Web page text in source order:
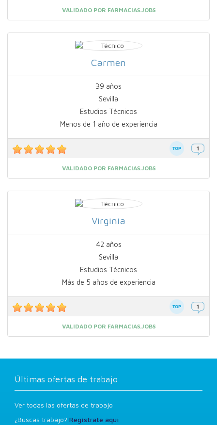
VALIDADO POR FARMACIAS.JOBS
Carmen
39 años
Sevilla
Estudios Técnicos
Menos de 1 año de experiencia
VALIDADO POR FARMACIAS.JOBS
Virginia
42 años
Sevilla
Estudios Técnicos
Más de 5 años de experiencia
VALIDADO POR FARMACIAS.JOBS
Últimas ofertas de trabajo
Ver todas las ofertas de trabajo
¿Buscas trabajo? Regístrate aquí